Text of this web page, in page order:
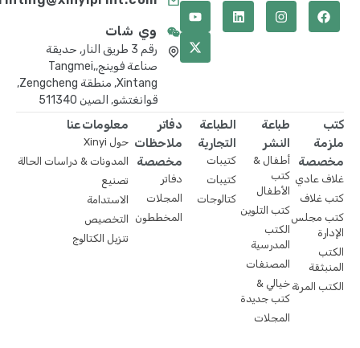
وي شات
رقم 3 طريق النار, حديقة
صناعة فوينج,Tangmei,
Xintang, منطقة Zengcheng,
قوانغتشو, الصين 511340
كتب
ملزمة
مخصصة
غلاف عادي
كتب غلاف
كتب مجلس
الإدارة
الكتب
المنبثقة
الكتب المرنة
طباعة
النشر
أطفال &
كتب
الأطفال
كتب التلوين
الكتب
المدرسية
المصنفات
خيالي &
كتب جديدة
المجلات
الطباعة
التجارية
كتيبات
كتيبات
كتالوجات
دفاتر
ملاحظات
مخصصة
دفاتر
المجلات
المخططون
معلومات عنا
حول Xinyi
المدونات & دراسات الحالة
تصنيع
الاستدامة
التخصيص
تنزيل الكتالوج